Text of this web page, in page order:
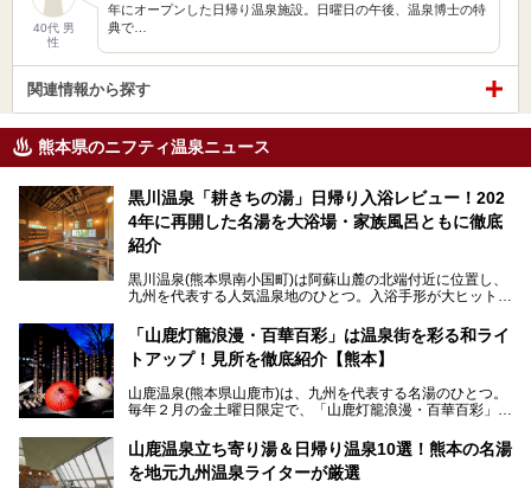
40代 男
性
年にオープンした日帰り温泉施設。日曜日の午後、温泉博士の特
典で…
関連情報から探す
熊本県のニフティ温泉ニュース
黒川温泉「耕きちの湯」日帰り入浴レビュー！202
4年に再開した名湯を大浴場・家族風呂ともに徹底
紹介
黒川温泉(熊本県南小国町)は阿蘇山麓の北端付近に位置し、
九州を代表する人気温泉地のひとつ。入浴手形が大ヒット
す。
中でも「耕きち(こうきち)の湯」は露天風呂を持たないもの
り一度廃業しましたが、2024年10月に営業再開。数多くの
温泉ファンに注目される名湯です。
今回は再開した耕きちの湯を訪問し、全浴室(男女別大浴
「山鹿灯籠浪漫・百華百彩」は温泉街を彩る和ライ
トアップ！見所を徹底紹介【熊本】
山鹿温泉(熊本県山鹿市)は、九州を代表する名湯のひとつ。
毎年２月の金土曜日限定で、「山鹿灯籠浪漫・百華百彩」
ます。和傘や竹、ろうそくなどを用いて、和情緒たっぷりの
ライトアップが無料で楽しめます。
山鹿温泉立ち寄り湯＆日帰り温泉10選！熊本の名湯
を地元九州温泉ライターが厳選